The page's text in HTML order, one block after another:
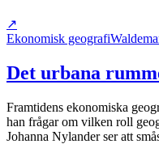
↗
Ekonomisk geografi
Det urbana
Framtidens ekonomiska
han frågar om vilken roll
Johanna Nylander ser att